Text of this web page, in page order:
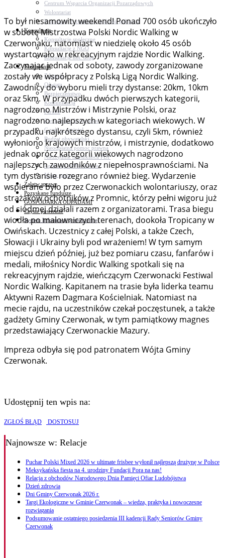
Centrum Wsparcia Organizacji Pozarządowych
Wolontariat
Procedury, formularze, pliki do pobrania
Konsultacje
Konsultacje społeczne
Konsultacje z NGO
Konsultacje dot. dróg
Niezbędnik
Zdrowie
Oświata
Bezpieczeństwo
Komunikacja
Parafie
Zarządzanie kryzysowe
C.ześć w gminie!
Budżet obywatelski
Nieodpłatna pomoc prawna
Niezbędnik mieszkańca PDF
Aplikacja mMieszkaniec
Mapa gminy
Załatw sprawę
Pozyskane fundusze
GOSPODARKA ODPADAMI
Czyste powietrze
System Informacji przestrzennej
To był niesamowity weekend! Ponad 700 osób ukończyło
w sobotę Mistrzostwa Polski Nordic Walking w
Czerwonaku, natomiast w niedzielę około 45 osób
wystartowało w rekreacyjnym rajdzie Nordic Walking.
Zaczynając jednak od soboty, zawody zorganizowane
zostały we współpracy z Polską Ligą Nordic Walking.
Zawodnicy do wyboru mieli trzy dystanse: 20km, 10km
oraz 5km. W przypadku dwóch pierwszych kategorii,
nagrodzono Mistrzów i Mistrzynie Polski, oraz
nagrodzono najlepszych w kategoriach wiekowych. W
przypadku najkrótszego dystansu, czyli 5km, również
wyłoniono krajowych mistrzów, i mistrzynie, dodatkowo
jednak oprócz kategorii wiekowych nagrodzono
najlepszych zawodników z niepełnosprawnościami. Na
tym dystansie rozegrano również bieg. Wydarzenie
wspierane było przez Czerwonackich wolontariuszy, oraz
strażaków ochotników z Promnic, którzy pełni wigoru już
od siódmej działali razem z organizatorami. Trasa biegu
wiodła po malowniczych terenach, dookoła Tropicany w
Owińskach. Uczestnicy z całej Polski, a także Czech,
Słowacji i Ukrainy byli pod wrażeniem! W tym samym
miejscu dzień później, już bez pomiaru czasu, fanfarów i
medali, miłośnicy Nordic Walking spotkali się na
rekreacyjnym rajdzie, wieńczącym Czerwonacki Festiwal
Nordic Walking. Kapitanem na trasie była liderka teamu
Aktywni Razem Dagmara Kościelniak. Natomiast na
mecie rajdu, na uczestników czekał poczęstunek, a także
gadżety Gminy Czerwonak, w tym pamiątkowy magnes
przedstawiający Czerwonackie Mazury.
Impreza odbyła się pod patronatem Wójta Gminy
Czerwonak.
Udostępnij ten wpis na:
ZGŁOŚ BŁĄD DOSTOSUJ
Najnowsze w: Relacje
Puchar Polski Mixed 2026 w ultimate frisbee wyłonił najlepszą drużynę w Polsce
Meksykańska fiesta na 4. urodziny Fundacji Pora na nas!
Relacja z obchodów Narodowego Dnia Pamięci Ofiar Ludobójstwa
Dzień zdrowia
Dni Gminy Czerwonak 2026 r.
Targi Ekologiczne w Gminie Czerwonak – wiedza, praktyka i nowoczesne
rozwiązania
Podsumowanie ostatniego posiedzenia III kadencji Rady Seniorów Gminy
Czerwonak